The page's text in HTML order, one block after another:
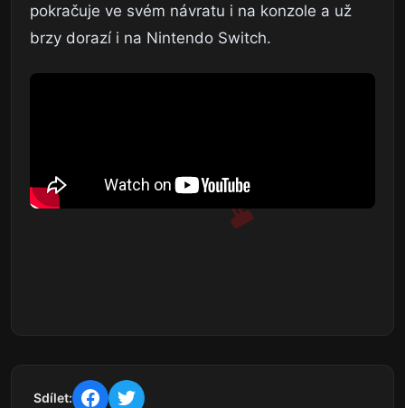
pokračuje ve svém návratu i na konzole a už
brzy dorazí i na Nintendo Switch.
Sdílet: